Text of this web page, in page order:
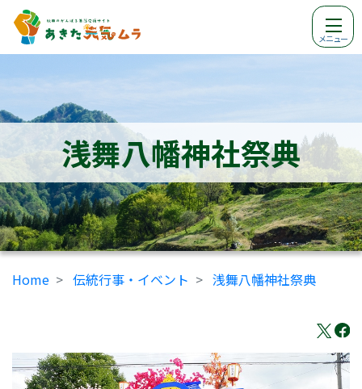
メニュー
浅舞八幡神社祭典
Home 伝統行事・イベント 浅舞八幡神社祭典